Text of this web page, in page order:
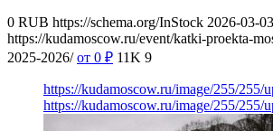
0 RUB https://schema.org/InStock 2026-03-
https://kudamoscow.ru/event/katki-proekta-
2025-2026/ от 0 ₽ 11K 9
https://kudamoscow.ru/image/255/255/
https://kudamoscow.ru/image/255/255/